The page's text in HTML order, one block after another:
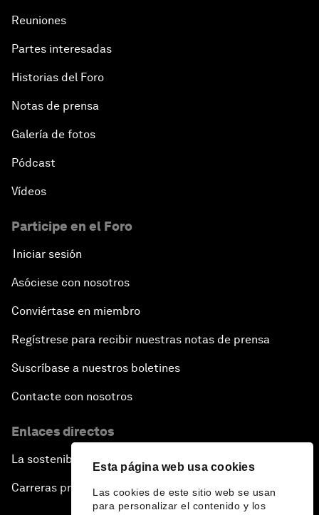
Esta página web usa cookies
Las cookies de este sitio web se usan
para personalizar el contenido y los
Reuniones
Partes interesadas
Historias del Foro
Notas de prensa
Galería de fotos
Pódcast
Vídeos
Participe en el Foro
Iniciar sesión
Asóciese con nosotros
Conviértase en miembro
Regístrese para recibir nuestras notas de prensa
Suscríbase a nuestros boletines
Contacte con nosotros
Enlaces directos
La sostenibilidad en el Foro
Carreras profesionales